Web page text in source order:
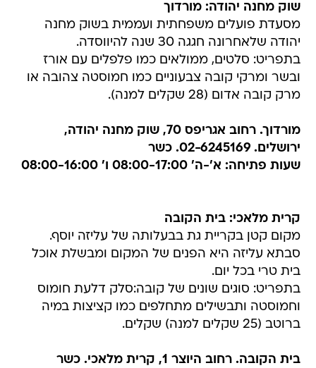
שוק מחנה יהודה: מורדוך
מסעדת פועלים משפחתית ועממית בשוק מחנה
יהודה שלאחרונה חגגה 30 שנה להיווסדה.
בתפריט: סלטים, ממולאים כמו פלפלים עם אורז
ובשר ומרקי קובה צבעוניים כמו חמוסטה צהובה או
מרק קובה אדום (28 שקלים למנה).
מורדוך. רחוב אגריפס 70, שוק מחנה יהודה,
ירושלים. 02-6245169. כשר
שעות פתיחה: א'-ה' 08:00-17:00 ו' 08:00-16:00
קרית מלאכי: בית הקובה
מקום קטן בקריית גת בבעלותה של עליזה יוסף.
סבתא עליזה היא הפנים של המקום ומבשלת אוכל
בית טרי בכל יום.
בתפריט: סוגים שונים של קובה:סלק דלעת חומוס
וחמוסטה ותבשילים מתחלפים כמו קציצות במיה
ברוטב (25 שקלים למנה) שקלים.
בית הקובה. רחוב היוצר 1, קרית מלאכי. כשר